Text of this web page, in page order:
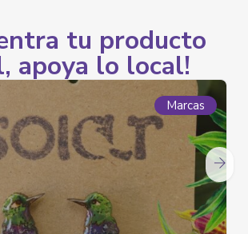
tu producto
apoya lo local!